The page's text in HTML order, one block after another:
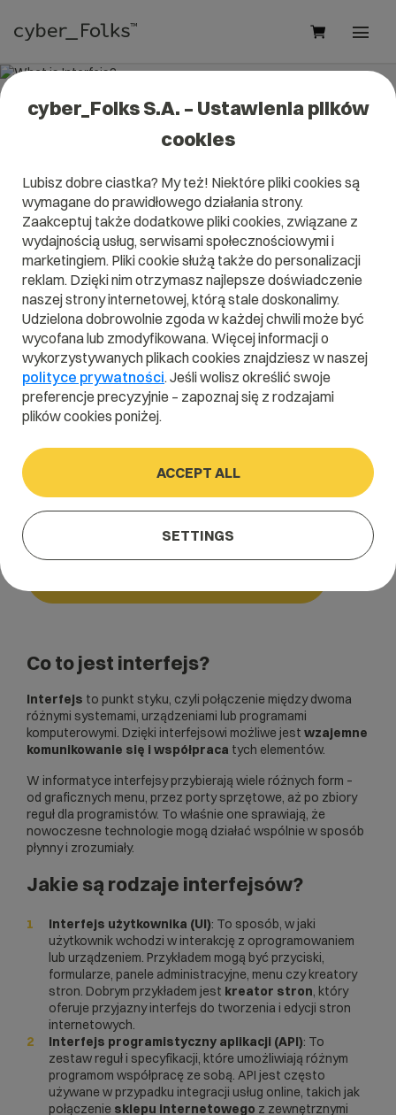
What is Interfejs?
It will help you better understand what exactly it is
Interfejsand what is the meaning to you in everyday use.
A B C D E F G H
I
J
K L M N O P Q
R
S
T U V W X Y Z
Home/Dictionary/Podstawowe pojęcia i akronimy/Interfejs
Interfejs
Co to jest interfejs?
Interfejs to punkt styku, czyli połączenie między dwoma
różnymi systemami, urządzeniami lub programami
komputerowymi. Dzięki interfejsowi możliwe jest wzajemne
komunikowanie się i współpraca tych elementów.
W informatyce interfejsy przybierają wiele różnych form –
od graficznych menu, przez porty sprzętowe, aż po zbiory
reguł dla programistów. To właśnie one sprawiają, że
nowoczesne technologie mogą działać wspólnie w sposób
płynny i zrozumiały.
Jakie są rodzaje interfejsów?
Interfejs użytkownika (UI): To sposób, w jaki
użytkownik wchodzi w interakcję z oprogramowaniem
lub urządzeniem. Przykładem mogą być przyciski,
formularze, panele administracyjne, menu czy kreatory
stron. Dobrym przykładem jest kreator stron, który
oferuje przyjazny interfejs do tworzenia i edycji stron
internetowych.
Interfejs programistyczny aplikacji (API): To
zestaw reguł i specyfikacji, które umożliwiają różnym
programom współpracę ze sobą. API jest często
używane w przypadku integracji usług online, takich jak
połączenie sklepu internetowego z zewnętrznymi
cyber_Folks S.A. – Ustawienia plików
cookies
Lubisz dobre ciastka? My też! Niektóre pliki cookies są
wymagane do prawidłowego działania strony.
Zaakceptuj także dodatkowe pliki cookies, związane z
wydajnością usług, serwisami społecznościowymi i
marketingiem. Pliki cookie służą także do personalizacji
reklam. Dzięki nim otrzymasz najlepsze doświadczenie
naszej strony internetowej, którą stale doskonalimy.
Udzielona dobrowolnie zgoda w każdej chwili może być
wycofana lub zmodyfikowana. Więcej informacji o
wykorzystywanych plikach cookies znajdziesz w naszej
polityce prywatności. Jeśli wolisz określić swoje
preferencje precyzyjnie – zapoznaj się z rodzajami
plików cookies poniżej.
ACCEPT ALL
SETTINGS